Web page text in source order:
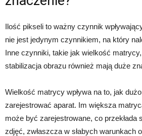
Ilość pikseli to ważny czynnik
nie jest jedynym czynnikiem, na który
Inne czynniki, takie jak wielkość
stabilizacja obrazu również mają duże
Wielkość matrycy wpływa na to, jak
zarejestrować aparat. Im większa
może być zarejestrowane, co przekłada
zdjęć, zwłaszcza w słabych warunkach